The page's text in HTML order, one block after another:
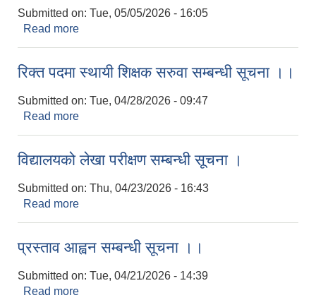
Submitted on: Tue, 05/05/2026 - 16:05
Read more
रिक्त पदमा स्थायी शिक्षक सरुवा सम्बन्धी सूचना ।।
Submitted on: Tue, 04/28/2026 - 09:47
Read more
विद्यालयको लेखा परीक्षण सम्बन्धी सूचना ।
Submitted on: Thu, 04/23/2026 - 16:43
Read more
प्रस्ताव आह्वन सम्बन्धी सूचना ।।
Submitted on: Tue, 04/21/2026 - 14:39
Read more